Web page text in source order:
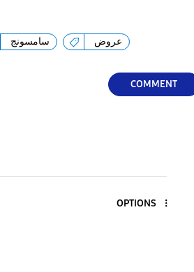
سامسونج عروض
COMMENT
OPTIONS